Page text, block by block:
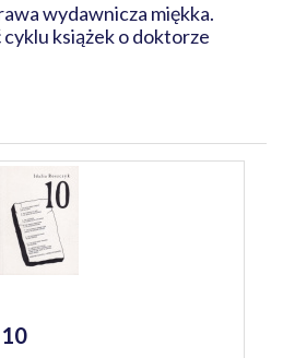
wydawnicza miękka.
książek o doktorze